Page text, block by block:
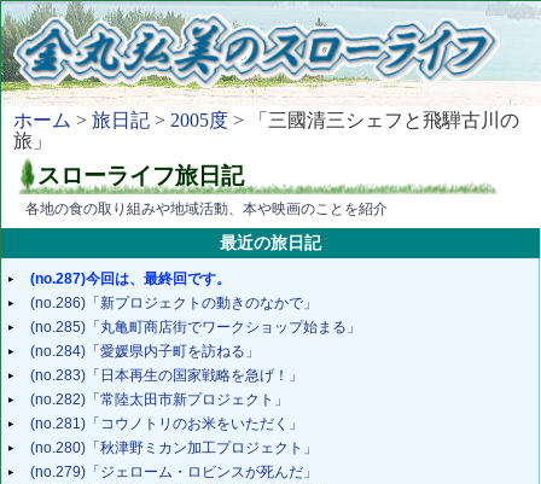
ホーム > 旅日記 > 2005度 > 「三國清三シェフと飛騨古川の
旅」
スローライフ旅日記
各地の食の取り組みや地域活動、本や映画のことを紹介
最近の旅日記
(no.287)今回は、最終回です。
(no.286)「新プロジェクトの動きのなかで」
(no.285)「丸亀町商店街でワークショップ始まる」
(no.284)「愛媛県内子町を訪ねる」
(no.283)「日本再生の国家戦略を急げ！」
(no.282)「常陸太田市新プロジェクト」
(no.281)「コウノトリのお米をいただく」
(no.280)「秋津野ミカン加工プロジェクト」
(no.279)「ジェローム・ロビンスが死んだ」